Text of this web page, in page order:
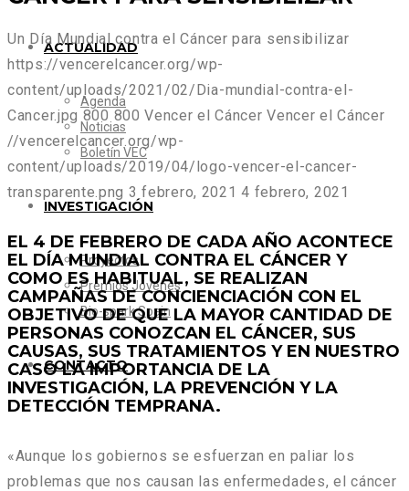
ACTUALIDAD
Agenda
Noticias
Boletín VEC
INVESTIGACIÓN
Proyectos
Premios Jóvenes
Bio-spark Spain
CONTACTO
Un Día Mundial contra el Cáncer para sensibilizar
https://vencerelcancer.org/wp-
content/uploads/2021/02/Dia-mundial-contra-el-
Cancer.jpg 800 800 Vencer el Cáncer Vencer el Cáncer
//vencerelcancer.org/wp-
content/uploads/2019/04/logo-vencer-el-cancer-
transparente.png 3 febrero, 2021 4 febrero, 2021
EL 4 DE FEBRERO DE CADA AÑO ACONTECE
EL DÍA MUNDIAL CONTRA EL CÁNCER Y
COMO ES HABITUAL, SE REALIZAN
CAMPAÑAS DE CONCIENCIACIÓN CON EL
OBJETIVO DE QUE LA MAYOR CANTIDAD DE
PERSONAS CONOZCAN EL CÁNCER, SUS
CAUSAS, SUS TRATAMIENTOS Y EN NUESTRO
CASO LA IMPORTANCIA DE LA
INVESTIGACIÓN, LA PREVENCIÓN Y LA
DETECCIÓN TEMPRANA.
«Aunque los gobiernos se esfuerzan en paliar los
problemas que nos causan las enfermedades, el cáncer